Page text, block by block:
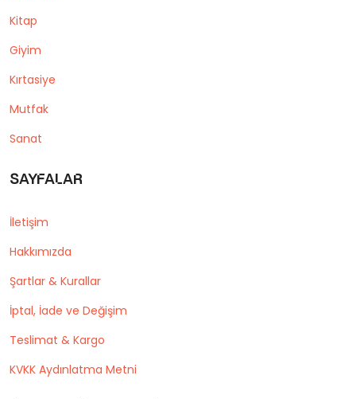
Kitap
Giyim
Kırtasiye
Mutfak
Sanat
Sayfalar
İletişim
Hakkımızda
Şartlar & Kurallar
İptal, İade ve Değişim
Teslimat & Kargo
KVKK Aydınlatma Metni